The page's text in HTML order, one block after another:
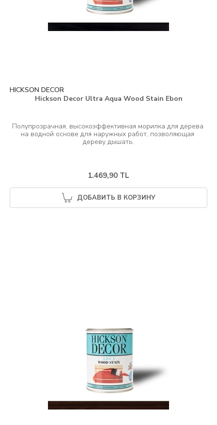
HICKSON DECOR
Hickson Decor Ultra Aqua Wood Stain Ebon
Полупрозрачная, высокоэффективная морилка для дерева
на водной основе для наружных работ, позволяющая
1.469,90 TL
ДОБАВИТЬ В КОРЗИНУ